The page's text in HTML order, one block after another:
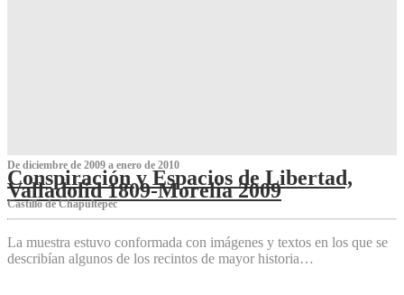
De diciembre de 2009 a enero de 2010
Conspiración y Espacios de Libertad,
Valladolid 1809-Morelia 2009
Castillo de Chapultepec
La muestra estuvo conformada con imágenes y textos en los que se
describían algunos de los recintos de mayor historia…